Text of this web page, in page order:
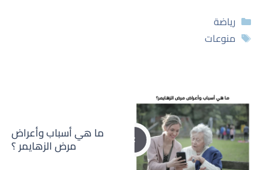
التصنيفات
رياضة
الوسوم
منوعات
ما هي أسباب وأعراض
مرض الزهايمر ؟